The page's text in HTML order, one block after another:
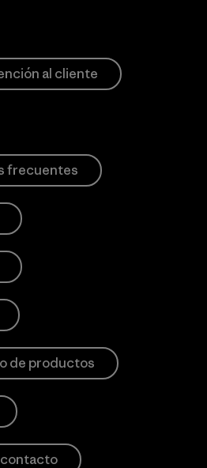
al cliente
frecuentes
de productos
contacto